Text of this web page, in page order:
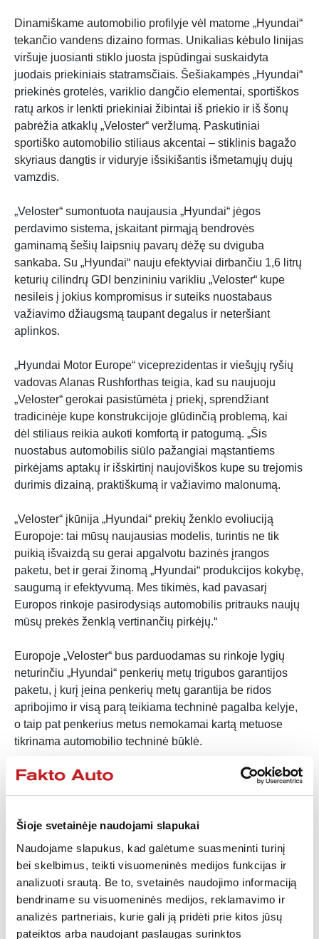
Šioje svetainėje naudojami slapukai
Naudojame slapukus, kad galėtume suasmeninti turinį
bei skelbimus, teikti visuomeninės medijos funkcijas ir
analizuoti srautą. Be to, svetainės naudojimo informaciją
bendriname su visuomeninės medijos, reklamavimo ir
analizės partneriais, kurie gali ją pridėti prie kitos jūsų
pateiktos arba naudojant paslaugas surinktos
Dinamiškame automobilio profilyje vėl matome „Hyundai“
tekančio vandens dizaino formas. Unikalias kėbulo linijas
viršuje juosianti stiklo juosta įspūdingai suskaidyta
juodais priekiniais statramsčiais. Šešiakampės „Hyundai“
priekinės grotelės, variklio dangčio elementai, sportiškos
ratų arkos ir lenkti priekiniai žibintai iš priekio ir iš šonų
pabrėžia atkaklų „Veloster“ veržlumą. Paskutiniai
sportiško automobilio stiliaus akcentai – stiklinis bagažo
skyriaus dangtis ir viduryje išsikišantis išmetamųjų dujų
vamzdis.
„Veloster“ sumontuota naujausia „Hyundai“ jėgos
perdavimo sistema, įskaitant pirmąją bendrovės
gaminamą šešių laipsnių pavarų dėžę su dviguba
sankaba. Su „Hyundai“ nauju efektyviai dirbančiu 1,6 litrų
keturių cilindrų GDI benzininiu varikliu „Veloster“ kupe
nesileis į jokius kompromisus ir suteiks nuostabaus
važiavimo džiaugsmą taupant degalus ir neteršiant
aplinkos.
„Hyundai Motor Europe“ viceprezidentas ir viešųjų ryšių
vadovas Alanas Rushforthas teigia, kad su naujuoju
„Veloster“ gerokai pasistūmėta į priekį, sprendžiant
tradicinėje kupe konstrukcijoje glūdinčią problemą, kai
dėl stiliaus reikia aukoti komfortą ir patogumą. „Šis
nuostabus automobilis siūlo pažangiai mąstantiems
pirkėjams aptakų ir išskirtinį naujoviškos kupe su trejomis
durimis dizainą, praktiškumą ir važiavimo malonumą.
„Veloster“ įkūnija „Hyundai“ prekių ženklo evoliuciją
Europoje: tai mūsų naujausias modelis, turintis ne tik
puikią išvaizdą su gerai apgalvotu bazinės įrangos
paketu, bet ir gerai žinomą „Hyundai“ produkcijos kokybę,
saugumą ir efektyvumą. Mes tikimės, kad pavasarį
Europos rinkoje pasirodysiąs automobilis pritrauks naujų
mūsų prekės ženklą vertinančių pirkėjų.“
Europoje „Veloster“ bus parduodamas su rinkoje lygių
neturinčiu „Hyundai“ penkerių metų trigubos garantijos
paketu, į kurį įeina penkerių metų garantija be ridos
apribojimo ir visą parą teikiama techninė pagalba kelyje,
o taip pat penkerius metus nemokamai kartą metuose
tikrinama automobilio techninė būklė.
Daugiau informacijos apie „Veloster“, Europai skirto
modelio jėgos perdavimo sistemą ir techninius duomenis
2011 m. kovą.